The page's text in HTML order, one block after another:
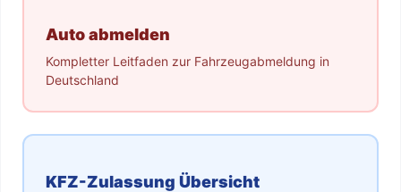
Auto abmelden
Kompletter Leitfaden zur Fahrzeugabmeldung in
Deutschland
KFZ-Zulassung Übersicht